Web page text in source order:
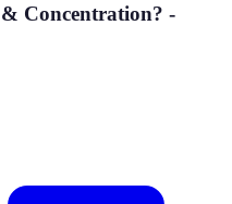
Concentration? -